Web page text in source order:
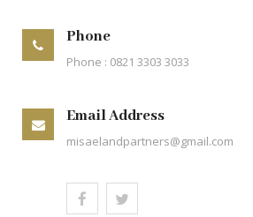
Phone
Phone : 0821 3303 3033
Email Address
misaelandpartners@gmail.com